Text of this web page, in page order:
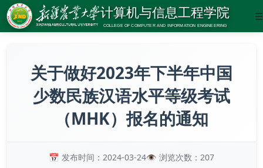
☰
关于做好2023年下半年中国
少数民族汉语水平等级考试
（MHK）报名的通知
发布时间：2024-03-24 浏览次数： 207